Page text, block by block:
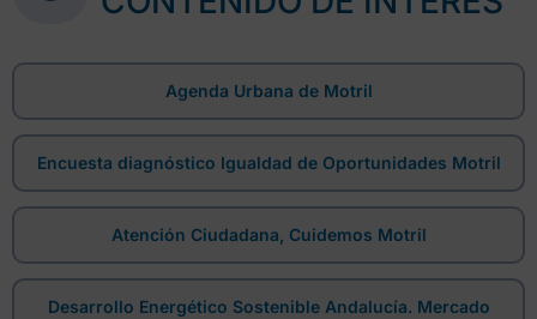
Agenda Urbana de Motril
Encuesta diagnóstico Igualdad de Oportunidades Motril
Atención Ciudadana, Cuidemos Motril
Desarrollo Energético Sostenible Andalucía. Mercado